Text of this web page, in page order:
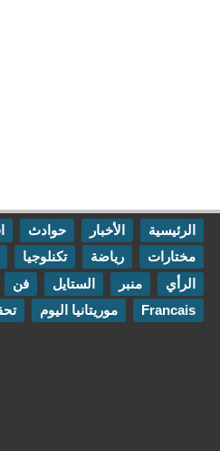
حوادث
اقتصاد
تكنلوجيا
مقابلات
الستايل فن
اتصل بنا
موريتانيا اليوم تحقيقات